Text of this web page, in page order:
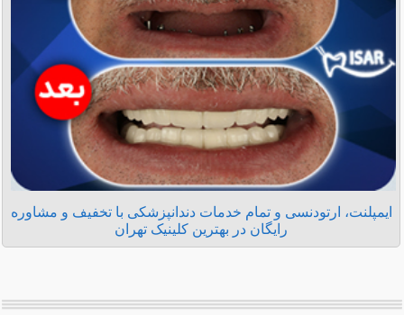
ایمپلنت، ارتودنسی و تمام خدمات دندانپزشکی با تخفیف و مشاوره
رایگان در بهترین کلینیک تهران